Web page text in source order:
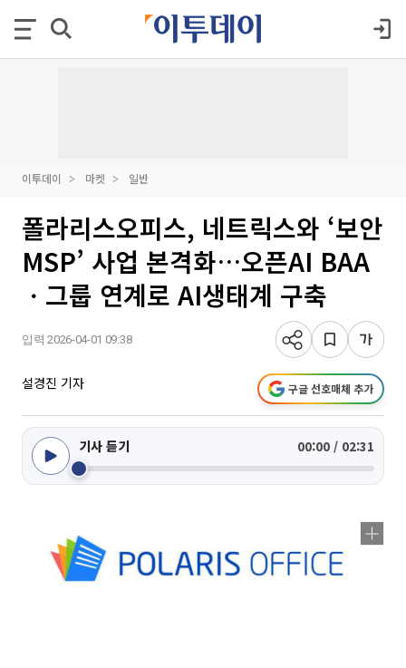
이투데이 마켓 일반
폴라리스오피스, 네트릭스와 ‘보안
MSP’ 사업 본격화…오픈AI BAA
ㆍ그룹 연계로 AI생태계 구축
입력 2026-04-01 09:38
설경진 기자 구글 선호매체 추가
기사 듣기 00:00 / 02:31